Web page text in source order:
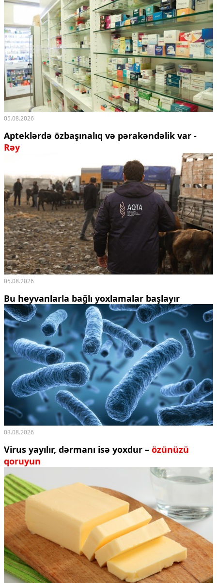
05.08.2026
Apteklərdə özbaşınalıq və pərakəndəlik var -
Rəy
05.08.2026
Bu heyvanlarla bağlı yoxlamalar başlayır
03.08.2026
Virus yayılır, dərmanı isə yoxdur – özünüzü
qoruyun